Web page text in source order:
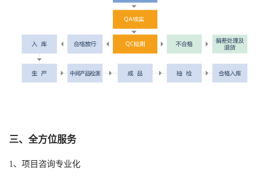
三、全方位服务
1、项目咨询专业化